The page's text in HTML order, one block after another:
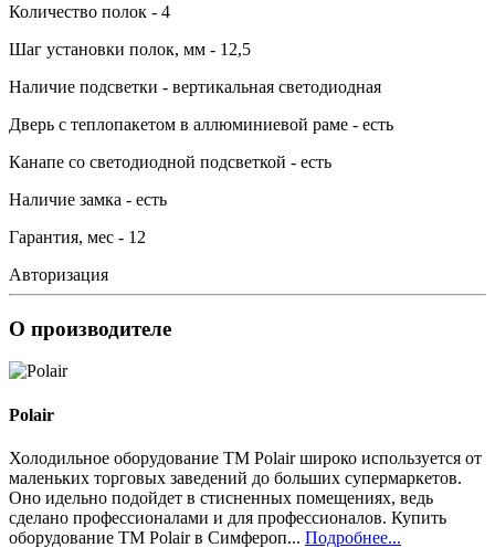
Количество полок - 4
Шаг установки полок, мм - 12,5
Наличие подсветки - вертикальная светодиодная
Дверь с теплопакетом в аллюминиевой раме - есть
Канапе со светодиодной подсветкой - есть
Наличие замка - есть
Гарантия, мес - 12
Авторизация
О производителе
Polair
Холодильное оборудование ТМ Polair широко используется от
маленьких торговых заведений до больших супермаркетов.
Оно идельно подойдет в стисненных помещениях, ведь
сделано профессионалами и для профессионалов. Купить
оборудование ТМ Polair в Симфероп... Подробнее...